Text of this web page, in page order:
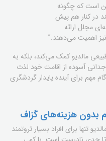
است که چگونه
در کنار هم پیش
مجلل ارائه
نیز اهمیت می‌دهند.”
مالدیو کمک می‌کند، بلکه به
آسوده از اقامت خود لذت
مهم برای آینده پایدار گردشگری
بدون هزینه‌های گزاف
تنها برای افراد بسیار ثروتمند